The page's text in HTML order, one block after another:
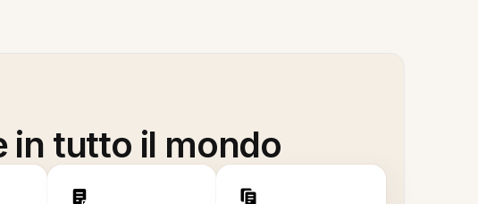
in tutto il mondo